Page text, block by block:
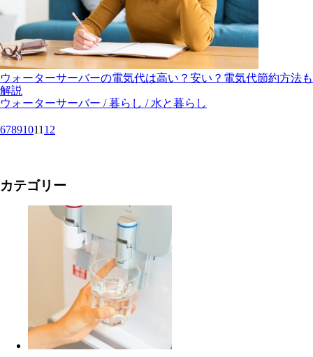
ウォーターサーバーの電気代は高い？安い？電気代節約方法も
解説
ウォーターサーバー / 暮らし / 水と暮らし
67891011 12
カテゴリー